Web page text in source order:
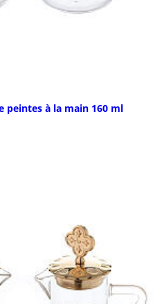
peintes à la main 160 ml